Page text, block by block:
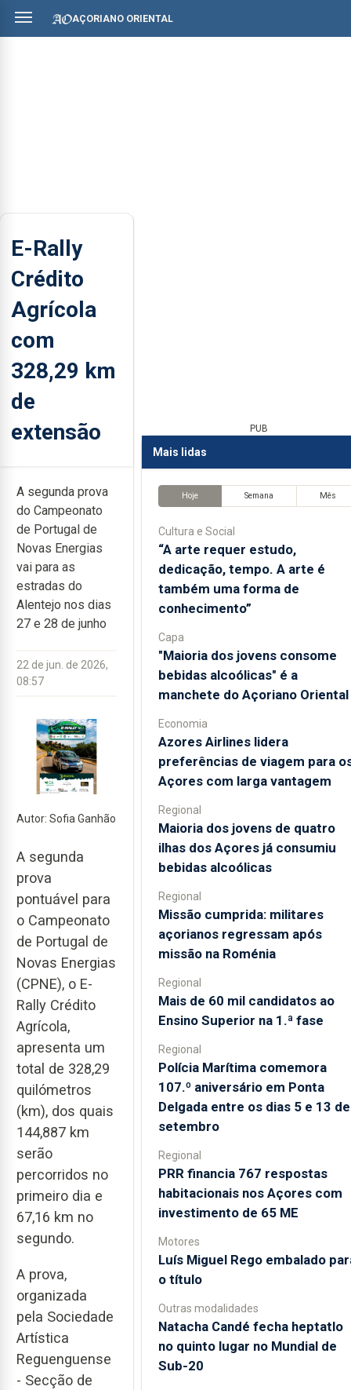
AÇORIANO ORIENTAL
E-Rally
Crédito
Agrícola
com
328,29 km
de
extensão
A segunda prova
do Campeonato
de Portugal de
Novas Energias
vai para as
estradas do
Alentejo nos dias
27 e 28 de junho
22 de jun. de 2026,
08:57
Autor: Sofia Ganhão
A segunda
prova
pontuável para
o Campeonato
de Portugal de
Novas Energias
(CPNE), o E-
Rally Crédito
Agrícola,
apresenta um
total de 328,29
quilómetros
(km), dos quais
144,887 km
serão
percorridos no
primeiro dia e
67,16 km no
segundo.
A prova,
organizada
pela Sociedade
Artística
Reguenguense
- Secção de
PUB
Mais lidas
Hoje Semana Mês
Cultura e Social
“A arte requer estudo,
dedicação, tempo. A arte é
também uma forma de
conhecimento”
Capa
"Maioria dos jovens consome
bebidas alcoólicas" é a
manchete do Açoriano Oriental
Economia
Azores Airlines lidera
preferências de viagem para
Açores com larga vantagem
Regional
Maioria dos jovens de quatro
ilhas dos Açores já consumiu
bebidas alcoólicas
Regional
Missão cumprida: militares
açorianos regressam após
missão na Roménia
Regional
Mais de 60 mil candidatos ao
Ensino Superior na 1.ª fase
Regional
Polícia Marítima comemora
107.º aniversário em Ponta
Delgada entre os dias 5 e 13 de
setembro
Regional
PRR financia 767 respostas
habitacionais nos Açores com
investimento de 65 ME
Motores
Luís Miguel Rego embalado
o título
Outras modalidades
Natacha Candé fecha heptatlo
no quinto lugar no Mundial de
Sub-20